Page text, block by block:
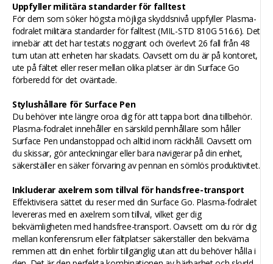
Uppfyller militära standarder för falltest
För dem som söker högsta möjliga skyddsnivå uppfyller Plasma-
fodralet militära standarder för falltest (MIL-STD 810G 516.6). Det
innebär att det har testats noggrant och överlevt 26 fall från 48
tum utan att enheten har skadats. Oavsett om du är på kontoret,
ute på fältet eller reser mellan olika platser är din Surface Go
förberedd för det oväntade.
Stylushållare för Surface Pen
Du behöver inte längre oroa dig för att tappa bort dina tillbehör.
Plasma-fodralet innehåller en särskild pennhållare som håller
Surface Pen undanstoppad och alltid inom räckhåll. Oavsett om
du skissar, gör anteckningar eller bara navigerar på din enhet,
säkerställer en säker förvaring av pennan en sömlös produktivitet.
Inkluderar axelrem som tillval för handsfree-transport
Effektivisera sättet du reser med din Surface Go. Plasma-fodralet
levereras med en axelrem som tillval, vilket ger dig
bekvämligheten med handsfree-transport. Oavsett om du rör dig
mellan konferensrum eller fältplatser säkerställer den bekväma
remmen att din enhet förblir tillgänglig utan att du behöver hålla i